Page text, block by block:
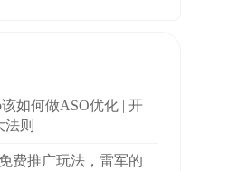
如何做ASO优化 | 开
法则
费推广玩法，雷军的